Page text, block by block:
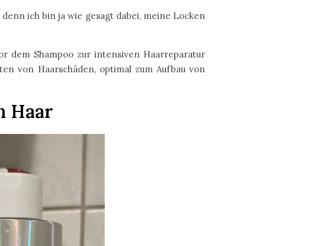
ich bin ja wie gesagt dabei, meine Locken
dem Shampoo zur intensiven Haarreparatur
von Haarschäden, optimal zum Aufbau von
Haar